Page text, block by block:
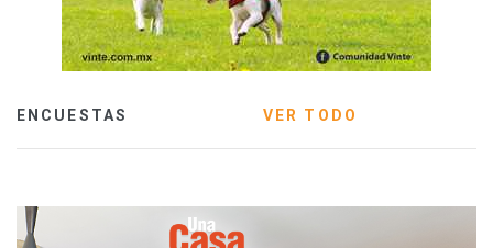
ENCUESTAS VER TODO